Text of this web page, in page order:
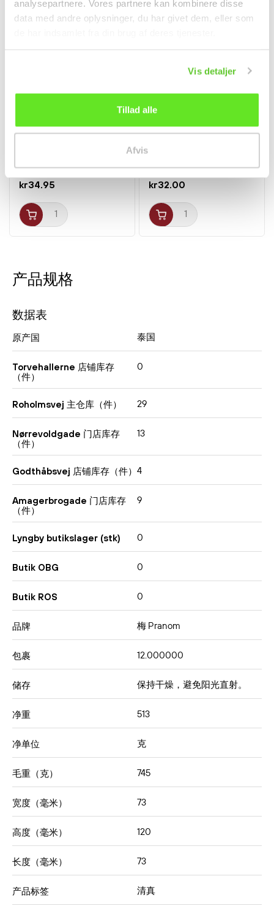
analysepartnere. Vores partnere kan kombinere disse
data med andre oplysninger, du har givet dem, eller som
Vis detaljer
Tillad alle
Afvis
产品规格
数据表
原产国 泰国
Torvehallerne 店铺库存
（件）
0
Roholmsvej 主仓库（件） 29
Nørrevoldgade 门店库存
（件）
13
Godthåbsvej 店铺库存（件） 4
Amagerbrogade 门店库存
（件）
9
Lyngby butikslager (stk) 0
Butik OBG 0
Butik ROS 0
品牌 梅 Pranom
包裹 12.000000
储存 保持干燥，避免阳光直射。
净重 513
净单位 克
毛重（克） 745
宽度（毫米） 73
高度（毫米） 120
长度（毫米） 73
产品标签 清真
Sød Mango Chutney
kr34.95
Shichimi Togarashi 7
kr32.00